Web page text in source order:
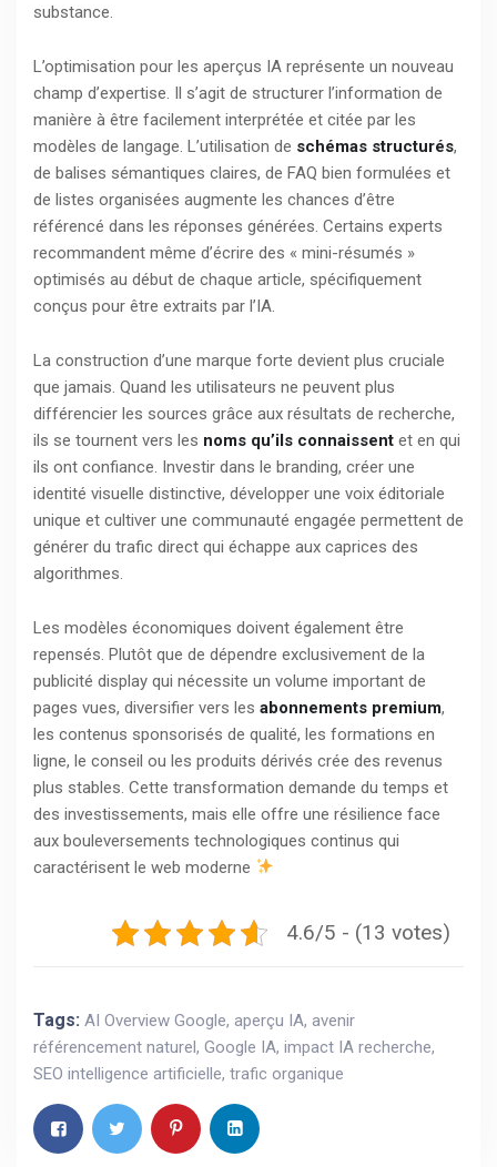
substance.
L’optimisation pour les aperçus IA représente un nouveau
champ d’expertise. Il s’agit de structurer l’information de
manière à être facilement interprétée et citée par les
modèles de langage. L’utilisation de schémas structurés,
de balises sémantiques claires, de FAQ bien formulées et
de listes organisées augmente les chances d’être
référencé dans les réponses générées. Certains experts
recommandent même d’écrire des « mini-résumés »
optimisés au début de chaque article, spécifiquement
conçus pour être extraits par l’IA.
La construction d’une marque forte devient plus cruciale
que jamais. Quand les utilisateurs ne peuvent plus
différencier les sources grâce aux résultats de recherche,
ils se tournent vers les noms qu’ils connaissent et en qui
ils ont confiance. Investir dans le branding, créer une
identité visuelle distinctive, développer une voix éditoriale
unique et cultiver une communauté engagée permettent de
générer du trafic direct qui échappe aux caprices des
algorithmes.
Les modèles économiques doivent également être
repensés. Plutôt que de dépendre exclusivement de la
publicité display qui nécessite un volume important de
pages vues, diversifier vers les abonnements premium,
les contenus sponsorisés de qualité, les formations en
ligne, le conseil ou les produits dérivés crée des revenus
plus stables. Cette transformation demande du temps et
des investissements, mais elle offre une résilience face
aux bouleversements technologiques continus qui
caractérisent le web moderne
4.6/5 - (13 votes)
Tags: AI Overview Google, aperçu IA, avenir
référencement naturel, Google IA, impact IA recherche,
SEO intelligence artificielle, trafic organique